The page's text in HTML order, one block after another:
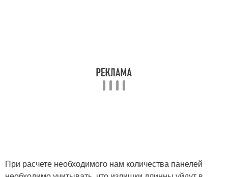
При расчете необходимого нам количества панелей